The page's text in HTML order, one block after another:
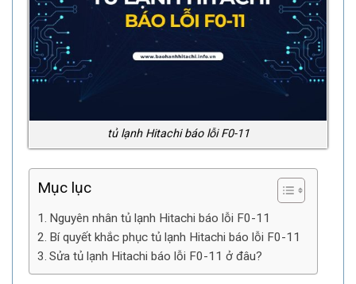
tủ lạnh Hitachi báo lỗi F0-11
Mục lục
Nguyên nhân tủ lạnh Hitachi báo lỗi F0-11
Bí quyết khắc phục tủ lạnh Hitachi báo lỗi F0-11
Sửa tủ lạnh Hitachi báo lỗi F0-11 ở đâu?